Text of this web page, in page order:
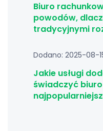
Biuro
powodów,
tradycyjnymi
Dodano: 2025-08-
Jakie usługi
świadczyć